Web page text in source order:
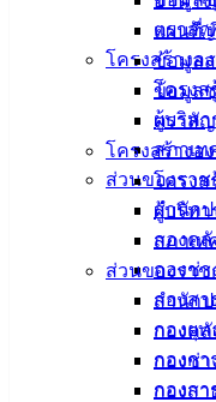
ตราสั
โครงสร้างอ
โครงส
ผู้บริห
สภาเท
ส่วนของราช
สำนัก
กองคลั
กองช่า
กองส
กองยุ
กองกา
กองกา
แผนที่/
ข้อมูล
ข้อมูล
ตราสั
โครงสร้างอ
โครงส
ผู้บริห
สภาเท
ส่วนของราช
สำนัก
กองคลั
กองช่า
กองส